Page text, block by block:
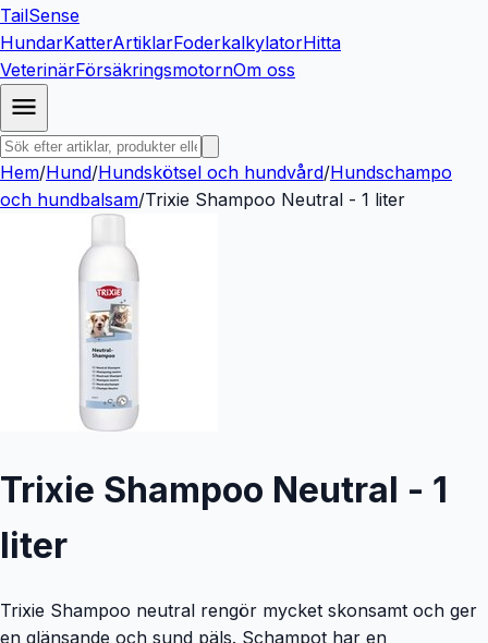
TailSense
HundarKatterArtiklarFoderkalkylatorHitta
VeterinärFörsäkringsmotornOm oss
Hem/Hund/Hundskötsel och hundvård/Hundschampo
och hundbalsam/Trixie Shampoo Neutral - 1 liter
Trixie Shampoo Neutral - 1
liter
Trixie Shampoo neutral rengör mycket skonsamt och ger
en glänsande och sund päls. Schampot har en